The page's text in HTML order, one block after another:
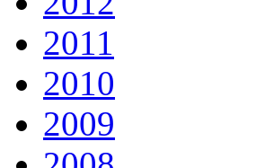
2011
2010
2009